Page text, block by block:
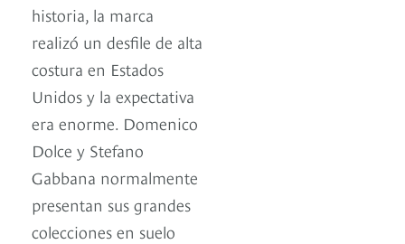
historia, la marca
realizó un desfile de alta
costura en Estados
Unidos y la expectativa
era enorme. Domenico
Dolce y Stefano
Gabbana normalmente
presentan sus grandes
colecciones en suelo